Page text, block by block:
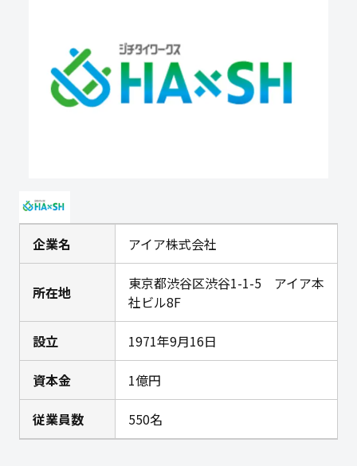
企業名 アイア株式会社
所在地
東京都渋谷区渋谷1-1-5 アイア本
社ビル8F
設立 1971年9月16日
資本金 1億円
従業員数 550名